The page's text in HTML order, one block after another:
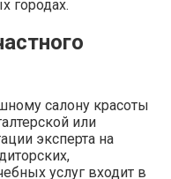
городах.
салону красоты
или
эксперта на
услуг входит в